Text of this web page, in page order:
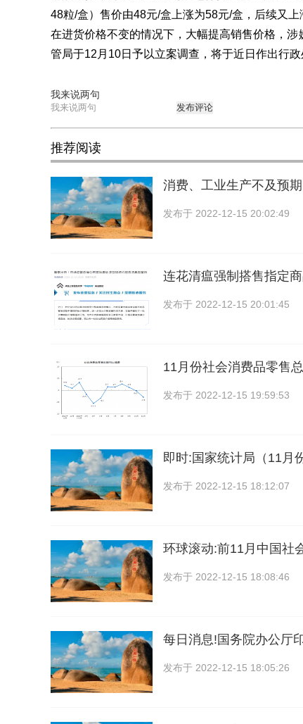
48粒/盒）售价由48元/盒上涨为58元/盒，后续又
在进货价格不变的情况下，大幅提高销售价格，
管局于12月10日予以立案调查，将于近日作出行政
我来说两句
发布评论
推荐阅读
消费、工业生产不及预
发布于 2022-12-15 20:02:49
连花清瘟强制搭售指定
发布于 2022-12-15 20:01:45
11月份社会消费品零售
发布于 2022-12-15 19:59:53
即时:国家统计局（11月
发布于 2022-12-15 18:12:07
环球滚动:前11月中国社
发布于 2022-12-15 18:08:46
每日消息!国务院办公厅
发布于 2022-12-15 18:05:26